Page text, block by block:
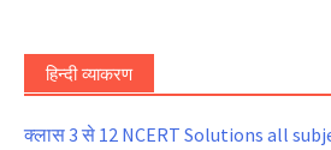
हिन्दी व्याकरण
क्लास 3 से 12 NCERT Solutions all